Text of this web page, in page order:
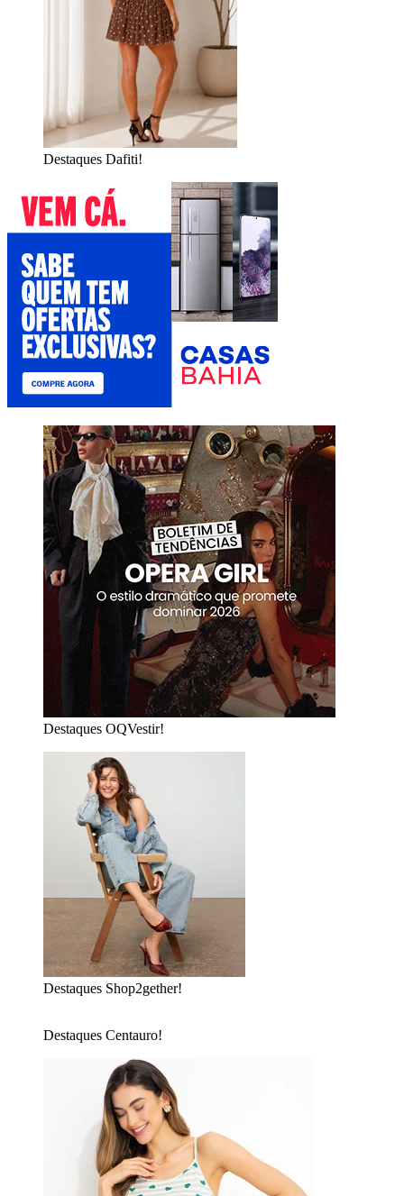
Destaques Dafiti!
Destaques OQVestir!
Destaques Shop2gether!
Destaques Centauro!